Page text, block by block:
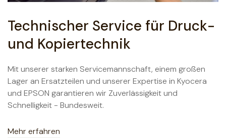
Technischer Service für Druck-
und Kopiertechnik
Mit unserer starken Servicemannschaft, einem großen
Lager an Ersatzteilen und unserer Expertise in Kyocera
und EPSON garantieren wir Zuverlässigkeit und
Schnelligkeit - Bundesweit.
Mehr erfahren